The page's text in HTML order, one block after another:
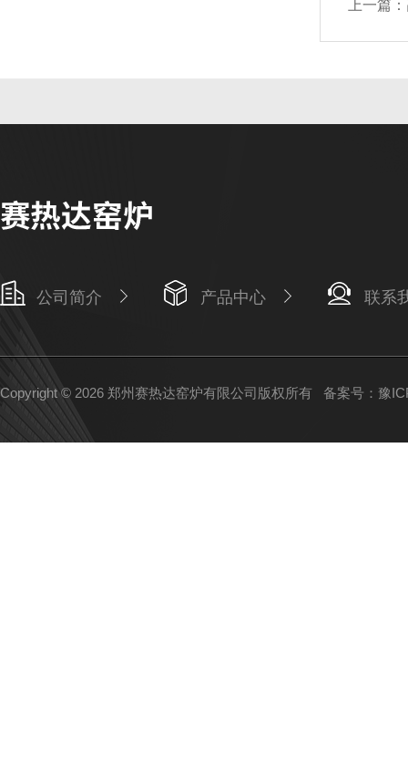
上一篇：
公司简介 产品中心 联系
Copyright © 2026 郑州赛热达窑炉有限公司版权所有 备案号：豫